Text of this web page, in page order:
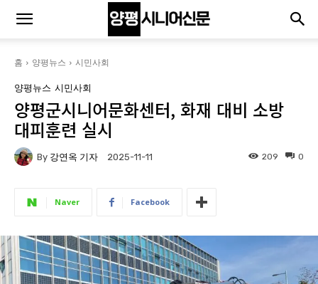
홈 양평뉴스 시민사회
양평뉴스 시민사회
양평군시니어문화센터, 화재 대비 소방
대피훈련 실시
By 강연옥 기자 2025-11-11 0
209
Naver Facebook